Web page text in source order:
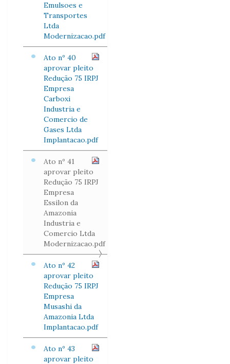
Emulsoes e
Transportes
Ltda
Modernizacao.pdf
Ato nº 40
aprovar pleito
Redução 75 IRPJ
Empresa
Carboxi
Industria e
Comercio de
Gases Ltda
Implantacao.pdf
Ato nº 41
aprovar pleito
Redução 75 IRPJ
Empresa
Essilon da
Amazonia
Industria e
Comercio Ltda
Modernizacao.pdf
Ato nº 42
aprovar pleito
Redução 75 IRPJ
Empresa
Musashi da
Amazonia Ltda
Implantacao.pdf
Ato nº 43
aprovar pleito